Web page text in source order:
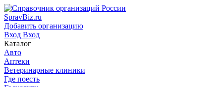
SpravBiz.ru
Добавить организацию
Вход Вход
Каталог
Авто
Аптеки
Ветеринарные клиники
Где поесть